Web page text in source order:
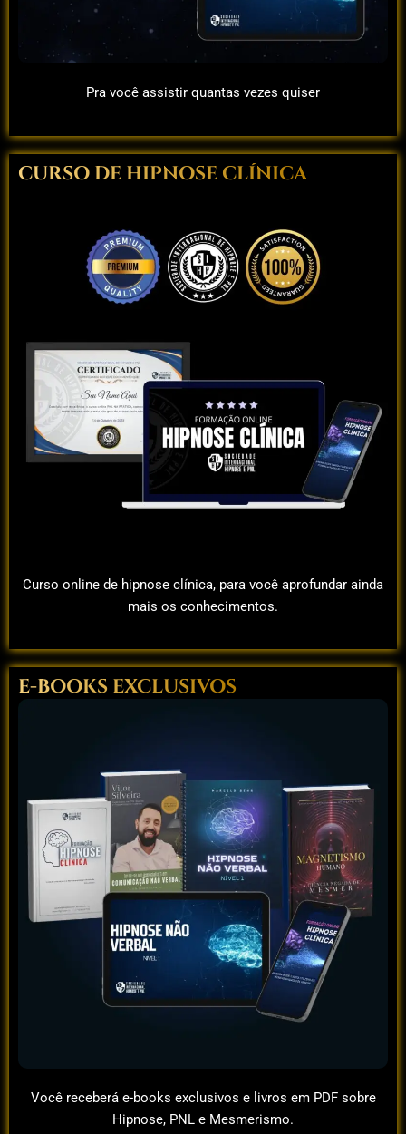
Pra você assistir quantas vezes quiser
CURSO DE HIPNOSE CLÍNICA
Curso online de hipnose clínica, para você aprofundar ainda
mais os conhecimentos.
E-BOOKS EXCLUSIVOS
Você receberá e-books exclusivos e livros em PDF sobre
Hipnose, PNL e Mesmerismo.